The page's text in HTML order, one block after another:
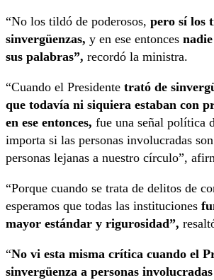
“No los tildó de poderosos, pero sí los
sinvergüenzas, y en ese entonces
sus palabras”, recordó la ministra.
“Cuando el Presidente trató de
que todavía ni siquiera estaban con
en ese entonces, fue una señal política
importa si las personas involucradas
personas lejanas a nuestro círculo”,
“Porque cuando se trata de delitos de
esperamos que todas las instituciones
mayor estándar y rigurosidad”,
“No vi esta misma crítica cuando el
sinvergüenza a personas